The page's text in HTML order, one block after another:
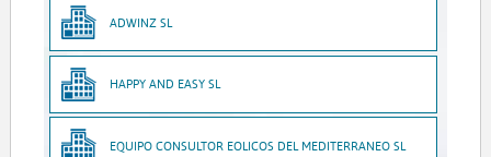
ADWINZ SL
HAPPY AND EASY SL
EQUIPO CONSULTOR EOLICOS DEL MEDITERRANEO SL